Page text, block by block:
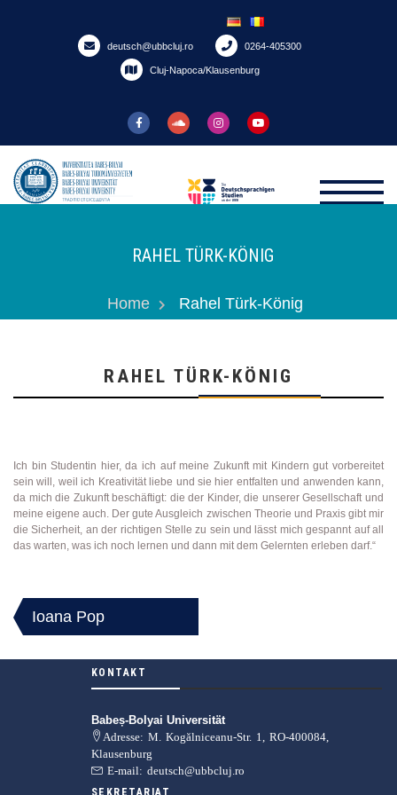
deutsch@ubbcluj.ro 0264-405300
Cluj-Napoca/Klausenburg
RAHEL TÜRK-KÖNIG
Home Rahel Türk-König
RAHEL TÜRK-KÖNIG
Ich bin Studentin hier, da ich auf meine Zukunft mit Kindern gut vorbereitet
sein will, weil ich Kreativität liebe und sie hier entfalten und anwenden kann,
da mich die Zukunft beschäftigt: die der Kinder, die unserer Gesellschaft und
meine eigene auch. Der gute Ausgleich zwischen Theorie und Praxis gibt mir
die Sicherheit, an der richtigen Stelle zu sein und lässt mich gespannt auf all
das warten, was ich noch lernen und dann mit dem Gelernten erleben darf.“
BEITRAGSNAVIGATION
Ioana Pop
KONTAKT
Babeș-Bolyai Universität
Adresse: M. Kogălniceanu-Str. 1, RO-400084,
Klausenburg
E-mail: deutsch@ubbcluj.ro
SEKRETARIAT